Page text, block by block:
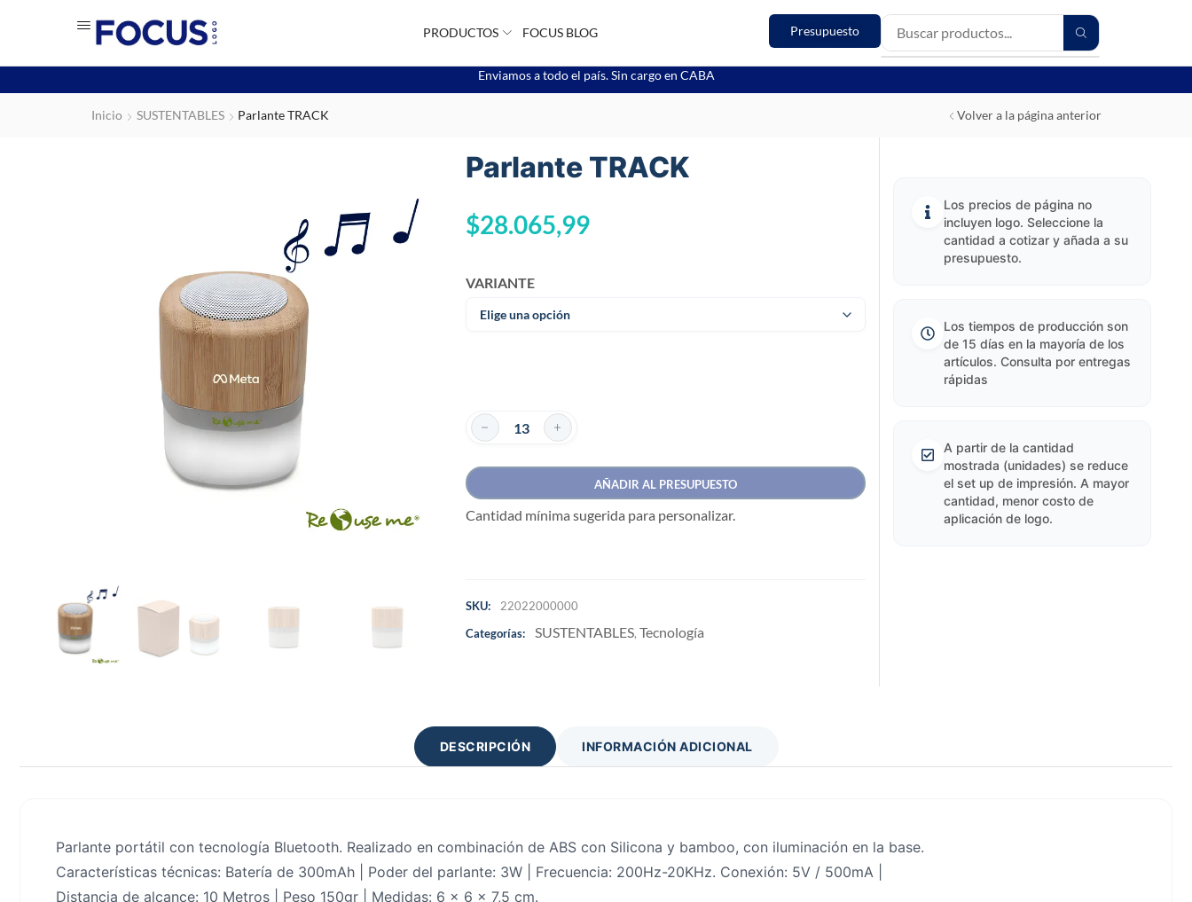
PRODUCTOS FOCUS BLOG Presupuesto
Enviamos a todo el país. Sin cargo en CABA
Inicio SUSTENTABLES Parlante TRACK Volver a la página anterior
Parlante TRACK
$28.065,99
VARIANTE
AÑADIR AL PRESUPUESTO
Cantidad mínima sugerida para personalizar.
SKU:
22022000000
Categorías:
SUSTENTABLES, Tecnología
Los precios de página no
incluyen logo. Seleccione la
cantidad a cotizar y añada a su
presupuesto.
Los tiempos de producción son
de 15 días en la mayoría de los
artículos. Consulta por entregas
rápidas
A partir de la cantidad
mostrada (unidades) se reduce
el set up de impresión. A mayor
cantidad, menor costo de
aplicación de logo.
DESCRIPCIÓN INFORMACIÓN ADICIONAL
Parlante portátil con tecnología Bluetooth. Realizado en combinación de ABS con Silicona y bamboo, con iluminación en la base.
Características técnicas: Batería de 300mAh | Poder del parlante: 3W | Frecuencia: 200Hz-20KHz. Conexión: 5V / 500mA |
Distancia de alcance: 10 Metros | Peso 150gr | Medidas: 6 x 6 x 7,5 cm.